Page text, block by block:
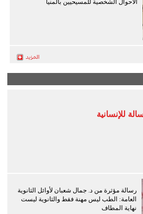
الأحوال الشخصية للمسيحيين بالمنيا
للإنسانية
رسالة مؤثرة من د. جمال شعبان لأوائل الثانوية
العامة: الطب ليس مهنة فقط والثانوية ليست
نهاية المطاف